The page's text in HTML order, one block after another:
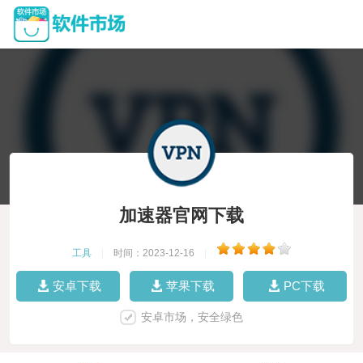
加速器官网下载
工具 时间：2023-12-16
安卓下载 苹果下载 PC下载
安卓市场，安全绿色